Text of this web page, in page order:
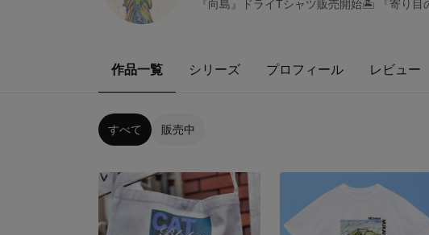
『向島』ドライTシャツ販売開始🏝️ 『寄り
作品一覧 シリーズ プロフィール レビュー
すべて 販売中